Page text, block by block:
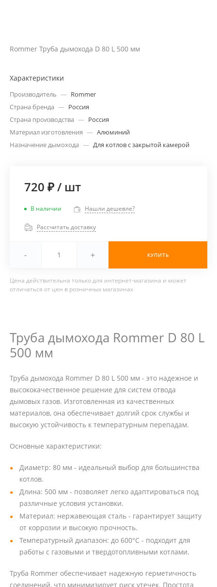
Rommer Труба дымохода D 80 L 500 мм
Характеристики
Производитель — Rommer
Страна бренда — Россия
Страна производства — Россия
Материал изготовления — Алюминий
Назначение дымохода — Для котлов с закрытой камерой
720 ₽/ шт
В наличии Нашли дешевле?
Рассчитать доставку
- + КУПИТЬ
Цена действительна только для интернет-магазина и может
отличаться от цен в розничных магазинах
Труба дымохода Rommer D 80 L
500 мм
Труба дымохода Rommer D 80 L 500 мм - это надежное и
высококачественное решение для систем отвода
дымовых газов. Изготовленная из качественных
материалов, она обеспечивает долгий срок службы и
высокую устойчивость к температурным перепадам.
Основные характеристики:
Диаметр: 80 мм - идеальный выбор для большинства
котлов.
Длина: 500 мм - позволяет легко адаптироваться под
различные условия установки.
Материал: нержавеющая сталь - гарантирует защиту
от коррозии и высокую прочность.
Температурный диапазон: до 600°C - подходит для
работы с газовыми и твердотопливными котлами.
Труба Rommer обеспечивает надежную герметичность
соединений, что минимизирует риск утечек. Простота